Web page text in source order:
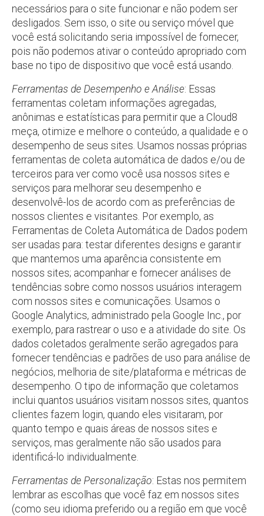
necessários para o site funcionar e não podem ser
desligados. Sem isso, o site ou serviço móvel que
você está solicitando seria impossível de fornecer,
pois não podemos ativar o conteúdo apropriado com
base no tipo de dispositivo que você está usando.
Ferramentas de Desempenho e Análise: Essas
ferramentas coletam informações agregadas,
anônimas e estatísticas para permitir que a Cloud8
meça, otimize e melhore o conteúdo, a qualidade e o
desempenho de seus sites. Usamos nossas próprias
ferramentas de coleta automática de dados e/ou de
terceiros para ver como você usa nossos sites e
serviços para melhorar seu desempenho e
desenvolvê-los de acordo com as preferências de
nossos clientes e visitantes. Por exemplo, as
Ferramentas de Coleta Automática de Dados podem
ser usadas para: testar diferentes designs e garantir
que mantemos uma aparência consistente em
nossos sites; acompanhar e fornecer análises de
tendências sobre como nossos usuários interagem
com nossos sites e comunicações. Usamos o
Google Analytics, administrado pela Google Inc., por
exemplo, para rastrear o uso e a atividade do site. Os
dados coletados geralmente serão agregados para
fornecer tendências e padrões de uso para análise de
negócios, melhoria de site/plataforma e métricas de
desempenho. O tipo de informação que coletamos
inclui quantos usuários visitam nossos sites, quantos
clientes fazem login, quando eles visitaram, por
quanto tempo e quais áreas de nossos sites e
serviços, mas geralmente não são usados para
identificá-lo individualmente.
Ferramentas de Personalização: Estas nos permitem
lembrar as escolhas que você faz em nossos sites
(como seu idioma preferido ou a região em que você